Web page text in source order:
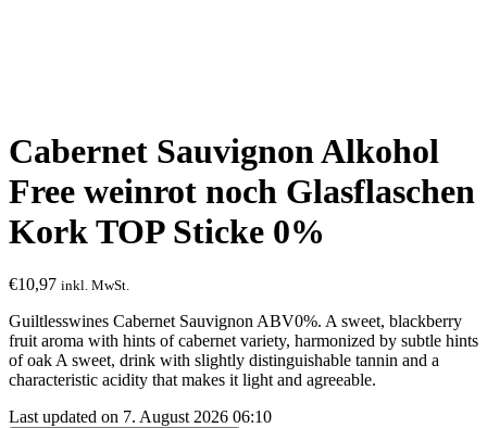
Cabernet Sauvignon Alkohol
Free weinrot noch Glasflaschen
Kork TOP Sticke 0%
€10,97 inkl. MwSt.
Guiltlesswines Cabernet Sauvignon ABV0%. A sweet, blackberry
fruit aroma with hints of cabernet variety, harmonized by subtle hints
of oak A sweet, drink with slightly distinguishable tannin and a
characteristic acidity that makes it light and agreeable.
Last updated on 7. August 2026 06:10